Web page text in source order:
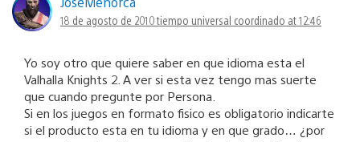
18 de agosto de 2010 tiempo universal coordinado at 12:46
Yo soy otro que quiere saber en que idioma esta el
Valhalla Knights 2. A ver si esta vez tengo mas suerte
que cuando pregunte por Persona.
Si en los juegos en formato fisico es obligatorio indicarte
si el producto esta en tu idioma y en que grado… ¿por